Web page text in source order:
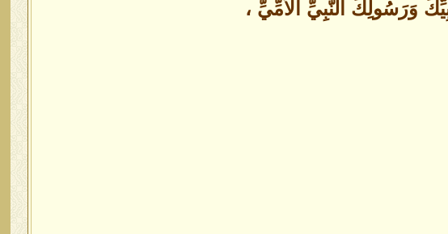
وَرَسُولِكَ النَّبِيِّ الأُمِّيِّ ،